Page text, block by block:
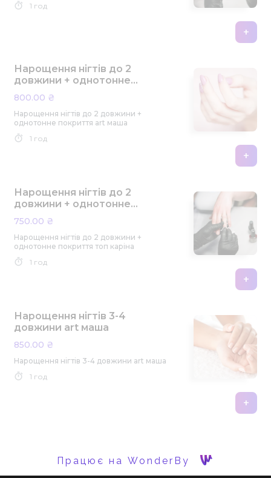
1 год
+
Нарощення нігтів до 2
довжини + однотонне
покриття art маша
800.00 ₴
Нарощення нігтів до 2 довжини +
однотонне покриття art маша
1 год
+
Нарощення нігтів до 2
довжини + однотонне
покриття топ каріна
750.00 ₴
Нарощення нігтів до 2 довжини +
однотонне покриття топ каріна
1 год
+
Нарощення нігтів 3-4
довжини art маша
850.00 ₴
Нарощення нігтів 3-4 довжини art маша
1 год
+
Працює на WonderBy